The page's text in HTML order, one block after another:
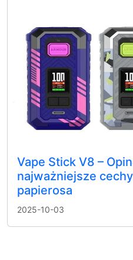
Vape Stick V8 –
najważniejsze
papierosa
2025-10-03